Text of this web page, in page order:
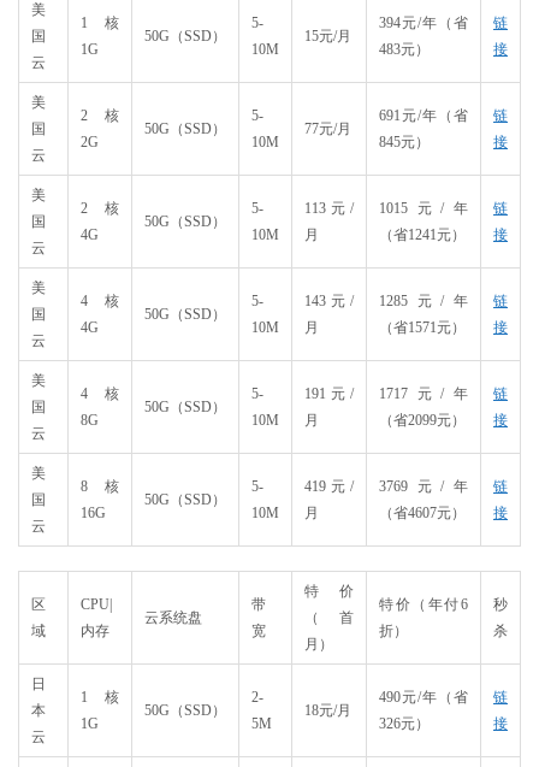
美
国
云
1核
1G
50G（SSD）
5-
10M
15元/月
394元/年（省
483元）
链
接
美
国
云
2核
2G
50G（SSD）
5-
10M
77元/月
691元/年（省
845元）
链
接
美
国
云
2核
4G
50G（SSD）
5-
10M
113元/
月
1015元/年
（省1241元）
链
接
美
国
云
4核
4G
50G（SSD）
5-
10M
143元/
月
1285元/年
（省1571元）
链
接
美
国
云
4核
8G
50G（SSD）
5-
10M
191元/
月
1717元/年
（省2099元）
链
接
美
国
云
8核
16G
50G（SSD）
5-
10M
419元/
月
3769元/年
（省4607元）
链
接
区
域
CPU|
内存
云系统盘
带
宽
特价
（首
月）
特价（年付6
折）
秒
杀
日
本
云
1核
1G
50G（SSD）
2-
5M
18元/月
490元/年（省
326元）
链
接